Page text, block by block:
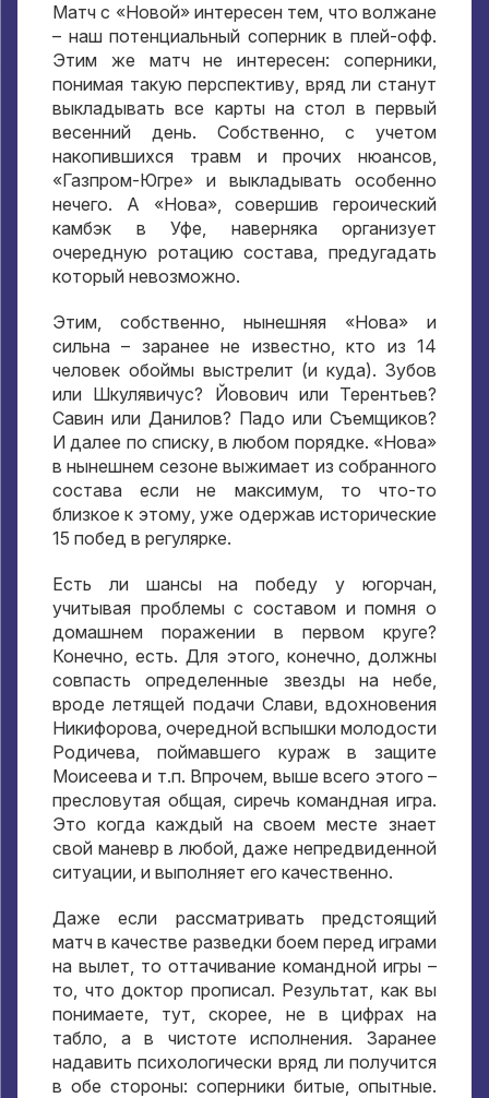
Матч с «Новой» интересен тем, что волжане
– наш потенциальный соперник в плей-офф.
Этим же матч не интересен: соперники,
понимая такую перспективу, вряд ли станут
выкладывать все карты на стол в первый
весенний день. Собственно, с учетом
накопившихся травм и прочих нюансов,
«Газпром-Югре» и выкладывать особенно
нечего. А «Нова», совершив героический
камбэк в Уфе, наверняка организует
очередную ротацию состава, предугадать
который невозможно.
Этим, собственно, нынешняя «Нова» и
сильна – заранее не известно, кто из 14
человек обоймы выстрелит (и куда). Зубов
или Шкулявичус? Йовович или Терентьев?
Савин или Данилов? Падо или Съемщиков?
И далее по списку, в любом порядке. «Нова»
в нынешнем сезоне выжимает из собранного
состава если не максимум, то что-то
близкое к этому, уже одержав исторические
15 побед в регулярке.
Есть ли шансы на победу у югорчан,
учитывая проблемы с составом и помня о
домашнем поражении в первом круге?
Конечно, есть. Для этого, конечно, должны
совпасть определенные звезды на небе,
вроде летящей подачи Слави, вдохновения
Никифорова, очередной вспышки молодости
Родичева, поймавшего кураж в защите
Моисеева и т.п. Впрочем, выше всего этого –
пресловутая общая, сиречь командная игра.
Это когда каждый на своем месте знает
свой маневр в любой, даже непредвиденной
ситуации, и выполняет его качественно.
Даже если рассматривать предстоящий
матч в качестве разведки боем перед играми
на вылет, то оттачивание командной игры –
то, что доктор прописал. Результат, как вы
понимаете, тут, скорее, не в цифрах на
табло, а в чистоте исполнения. Заранее
надавить психологически вряд ли получится
в обе стороны: соперники битые, опытные.